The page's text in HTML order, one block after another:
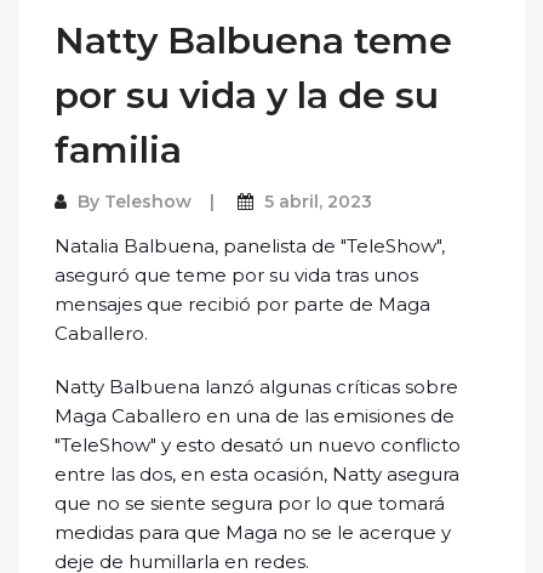
Natty Balbuena teme
por su vida y la de su
familia
By Teleshow 5 abril, 2023
Natalia Balbuena, panelista de "TeleShow",
aseguró que teme por su vida tras unos
mensajes que recibió por parte de Maga
Caballero.
Natty Balbuena lanzó algunas críticas sobre
Maga Caballero en una de las emisiones de
"TeleShow" y esto desató un nuevo conflicto
entre las dos, en esta ocasión, Natty asegura
que no se siente segura por lo que tomará
medidas para que Maga no se le acerque y
deje de humillarla en redes.